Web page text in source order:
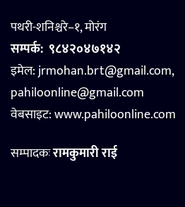
पथरी-शनिश्चरे–१, मोरंग
सम्पर्क: ९८४२०४७१४२
इमेल: jrmohan.brt@gmail.com,
pahiloonline@gmail.com
वेबसाइट:www.pahiloonline.com
सम्पादकःरामकुमारी राई